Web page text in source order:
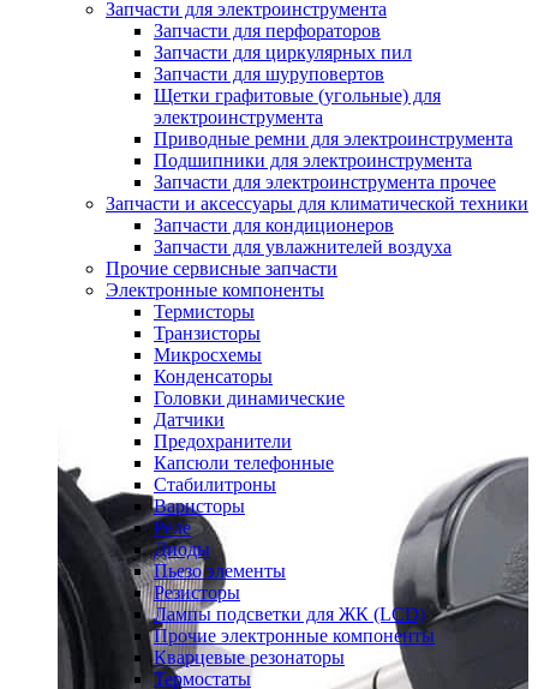
Запчасти для электроинструмента
Запчасти для перфораторов
Запчасти для циркулярных пил
Запчасти для шуруповертов
Щетки графитовые (угольные) для
электроинструмента
Приводные ремни для электроинструмента
Подшипники для электроинструмента
Запчасти для электроинструмента прочее
Запчасти и аксессуары для климатической техники
Запчасти для кондиционеров
Запчасти для увлажнителей воздуха
Прочие сервисные запчасти
Электронные компоненты
Термисторы
Транзисторы
Микросхемы
Конденсаторы
Головки динамические
Датчики
Предохранители
Капсюли телефонные
Стабилитроны
Варисторы
Реле
Диоды
Пьезо элементы
Резисторы
Лампы подсветки для ЖК (LCD)
Прочие электронные компоненты
Кварцевые резонаторы
Термостаты